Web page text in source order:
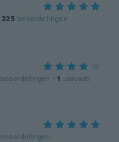
225 beoordelingen
beoordelingen · 1 uploads
beoordelingen